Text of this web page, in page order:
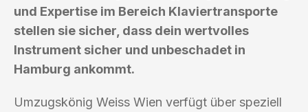
und Expertise im Bereich Klaviertransporte
stellen sie sicher, dass dein wertvolles
Instrument sicher und unbeschadet in
Hamburg ankommt.
Umzugskönig Weiss Wien verfügt über speziell